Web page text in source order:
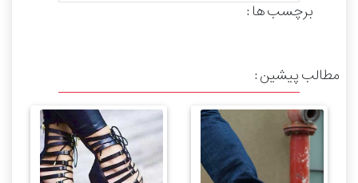
برچسب ها :
مطالب پیشین :